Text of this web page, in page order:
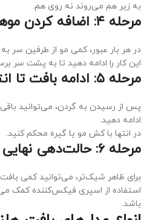
به زیر هم می‌روند نه روی هم.
مرحله ۴: اضافه کردن موها
در هر بار عبور، کمی مو از طرفین سر
این کار را ادامه دهید تا به پشت سر
مرحله ۵: ادامه بافت تا انتها
پس از رسیدن به گردن، می‌توانید
ادامه دهید.
در انتها با کش مو یا گیره محکم کنید.
مرحله ۶: حالت‌دهی نهایی
برای ظاهر شیک‌تر، می‌توانید کمی
استفاده از اسپری فیکس‌کننده کمک
باشد.